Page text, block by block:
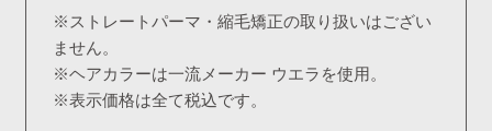
※ストレートパーマ・縮毛矯正の取り扱いはござい
ません。
※ヘアカラーは一流メーカー ウエラを使用。
※表示価格は全て税込です。